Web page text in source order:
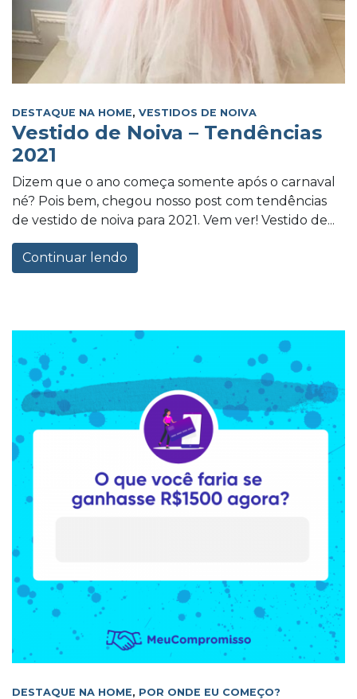
DESTAQUE NA HOME, VESTIDOS DE NOIVA
Vestido de Noiva – Tendências
2021
Dizem que o ano começa somente após o carnaval
né? Pois bem, chegou nosso post com tendências
de vestido de noiva para 2021. Vem ver! Vestido de...
Continuar lendo
DESTAQUE NA HOME, POR ONDE EU COMEÇO?